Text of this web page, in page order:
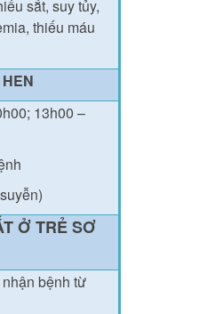
sắt, suy tủy,
thiếu máu
13h00 –
Ở TRẺ SƠ
bệnh từ